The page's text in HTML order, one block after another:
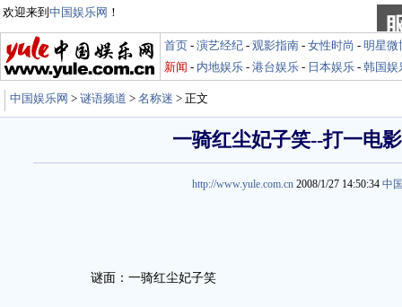
欢迎来到 中国娱乐网 ！
首页 - 演艺经纪 - 观影指南 - 女性时尚 - 明星微
新闻 - 内地娱乐 - 港台娱乐 - 日本娱乐 - 韩国娱
中国娱乐网 > 谜语频道 > 名称迷 > 正文
一骑红尘妃子笑--打一电
http://www.yule.com.cn 2008/1/27 14:50:34 中
谜面：一骑红尘妃子笑